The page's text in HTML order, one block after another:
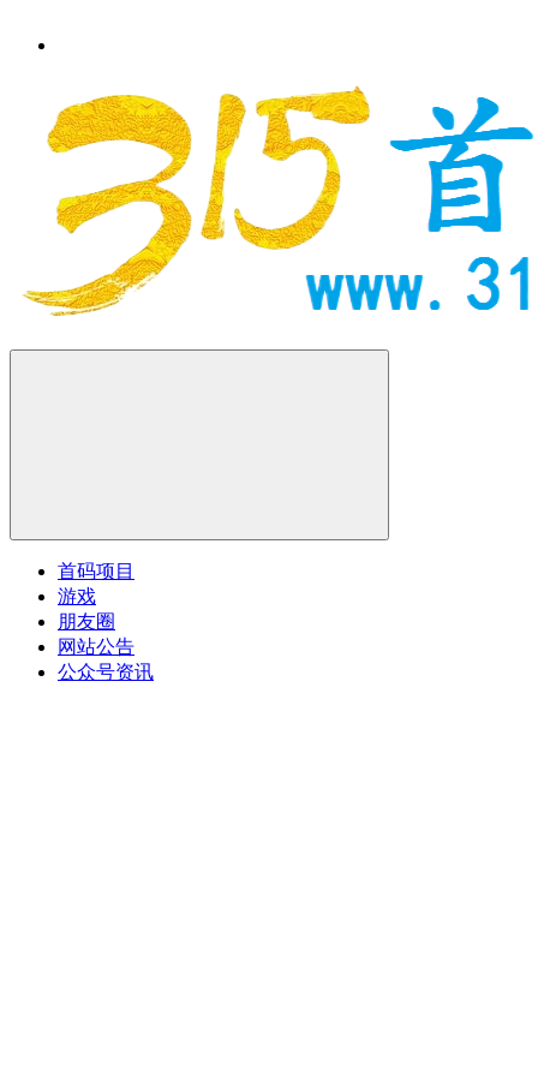
首码项目
游戏
朋友圈
网站公告
公众号资讯